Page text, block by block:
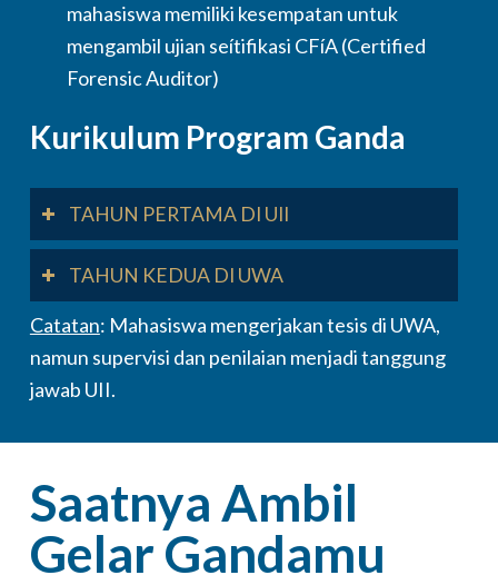
mahasiswa memiliki kesempatan untuk
mengambil ujian seítifikasi CFíA (Certified
Forensic Auditor)
Kurikulum Program Ganda
TAHUN PERTAMA DI UII
TAHUN KEDUA DI UWA
Catatan: Mahasiswa mengerjakan tesis di UWA,
namun supervisi dan penilaian menjadi tanggung
jawab UII.
Saatnya Ambil
Gelar Gandamu